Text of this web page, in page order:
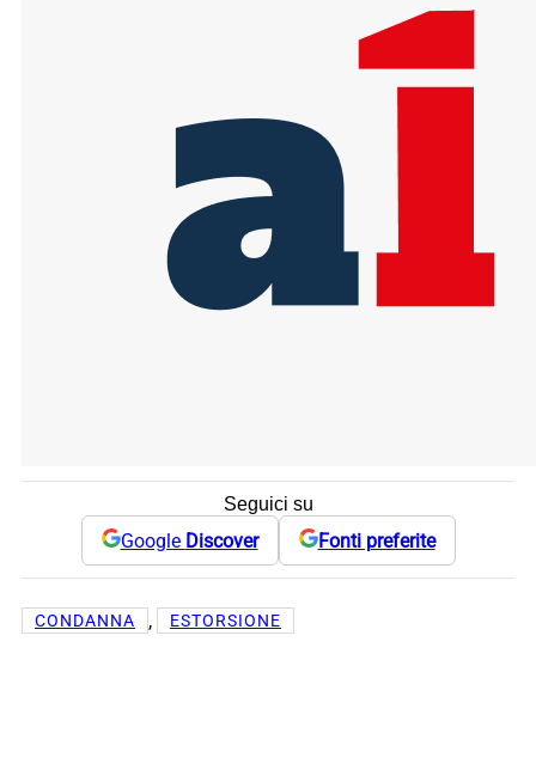
Seguici su
Google Discover Fonti preferite
CONDANNA , ESTORSIONE